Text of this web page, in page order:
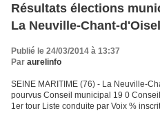
Résultats élections
La Neuville-Chant-d'Oisel
Publié le 24/03/2014 à 13:37
Par aurelinfo
SEINE MARITIME (76) - La Neuville-
pourvus Conseil municipal 19 0
1er tour Liste conduite par Voix %